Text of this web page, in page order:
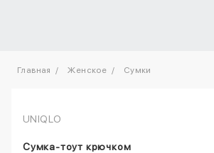
Главная Женское Сумки
UNIQLO
Сумка-тоут крючком